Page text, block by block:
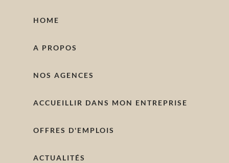
HOME
A PROPOS
NOS AGENCES
ACCUEILLIR DANS MON ENTREPRISE
OFFRES D'EMPLOIS
ACTUALITÉS